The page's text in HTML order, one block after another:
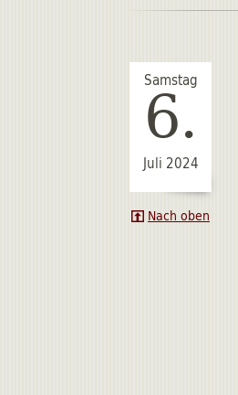
Samstag
6.
Juli 2024
Nach oben